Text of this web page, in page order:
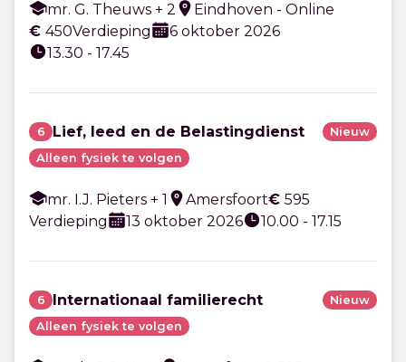
mr. G. Theuws + 2
Eindhoven - Online
€ 450Verdieping
6 oktober 2026
13.30 - 17.45
6 Lief, leed en de Belastingdienst
Nieuw
Alleen fysiek te volgen
mr. I.J. Pieters + 1 Amersfoort€ 595
Verdieping
13 oktober 2026 10.00 - 17.15
6 Internationaal familierecht
Nieuw
Alleen fysiek te volgen